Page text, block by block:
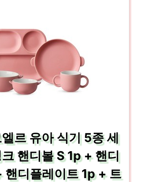
르 유아 식기 5종 세
핸디볼 S 1p + 핸디
핸디플레이트 1p + 트